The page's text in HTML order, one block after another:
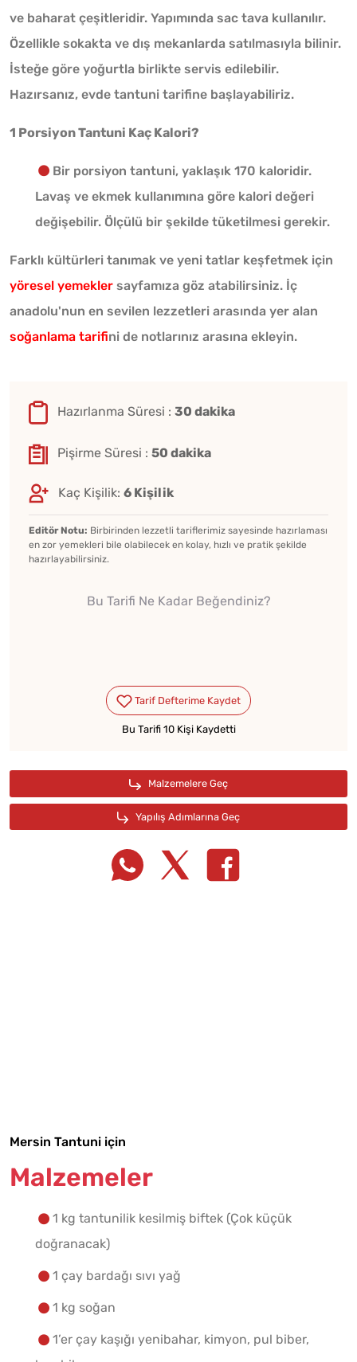
ve baharat çeşitleridir. Yapımında sac tava kullanılır.
Özellikle sokakta ve dış mekanlarda satılmasıyla bilinir.
İsteğe göre yoğurtla birlikte servis edilebilir.
Hazırsanız, evde tantuni tarifine başlayabiliriz.
1 Porsiyon Tantuni Kaç Kalori?
Bir porsiyon tantuni, yaklaşık 170 kaloridir.
Lavaş ve ekmek kullanımına göre kalori değeri
değişebilir. Ölçülü bir şekilde tüketilmesi gerekir.
Farklı kültürleri tanımak ve yeni tatlar keşfetmek için
yöresel yemekler sayfamıza göz atabilirsiniz. İç
anadolu'nun en sevilen lezzetleri arasında yer alan
soğanlama tarifini de notlarınız arasına ekleyin.
Hazırlanma Süresi : 30 dakika
Pişirme Süresi : 50 dakika
Kaç Kişilik: 6 Kişilik
Editör Notu: Birbirinden lezzetli tariflerimiz sayesinde hazırlaması
en zor yemekleri bile olabilecek en kolay, hızlı ve pratik şekilde
hazırlayabilirsiniz.
Bu Tarifi Ne Kadar Beğendiniz?
Bu Tarifi 10 Kişi Kaydetti
Yapılış Adımlarına Geç
Mersin Tantuni için
Malzemeler
1 kg tantunilik kesilmiş biftek (Çok küçük
doğranacak)
1 çay bardağı sıvı yağ
1 kg soğan
1’er çay kaşığı yenibahar, kimyon, pul biber,